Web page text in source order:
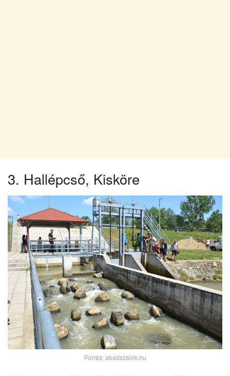
3. Hallépcső, Kisköre
Forrás: abadszalok.hu